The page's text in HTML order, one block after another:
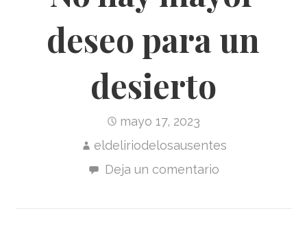
deseo para un
desierto
mayo 17, 2023
eldeliriodelosausentes
Deja un comentario